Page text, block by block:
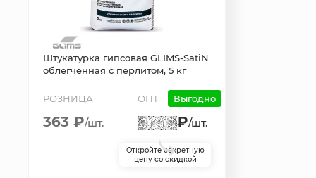
Штукатурка гипсовая GLIMS-SatiN
облегченная с перлитом, 5 кг
РОЗНИЦА
363 ₽/шт.
ОПТ Выгодно
₽/шт.
Откройте секретную
цену со скидкой